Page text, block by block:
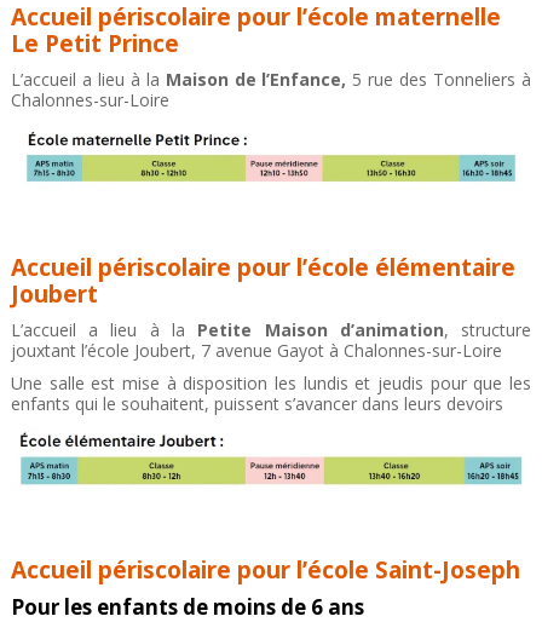
Accueil périscolaire pour l’école maternelle
Le Petit Prince
L’accueil a lieu à la Maison de l’Enfance, 5 rue des Tonneliers à
Chalonnes-sur-Loire
Accueil périscolaire pour l’école élémentaire
Joubert
L’accueil a lieu à la Petite Maison d’animation, structure
jouxtant l’école Joubert, 7 avenue Gayot à Chalonnes-sur-Loire
Une salle est mise à disposition les lundis et jeudis pour que les
enfants qui le souhaitent, puissent s’avancer dans leurs devoirs
Accueil périscolaire pour l’école Saint-Joseph
Pour les enfants de moins de 6 ans